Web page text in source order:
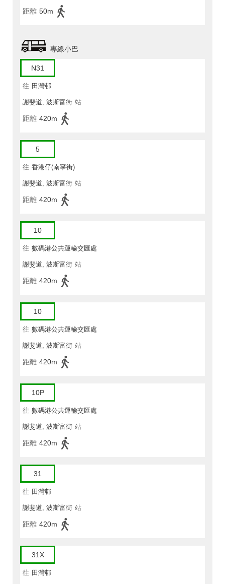
距離 50m
專線小巴
N31
往 田灣邨
謝斐道, 波斯富街 站
距離 420m
5
往 香港仔(南寧街)
謝斐道, 波斯富街 站
距離 420m
10
往 數碼港公共運輸交匯處
謝斐道, 波斯富街 站
距離 420m
10
往 數碼港公共運輸交匯處
謝斐道, 波斯富街 站
距離 420m
10P
往 數碼港公共運輸交匯處
謝斐道, 波斯富街 站
距離 420m
31
往 田灣邨
謝斐道, 波斯富街 站
距離 420m
31X
往 田灣邨